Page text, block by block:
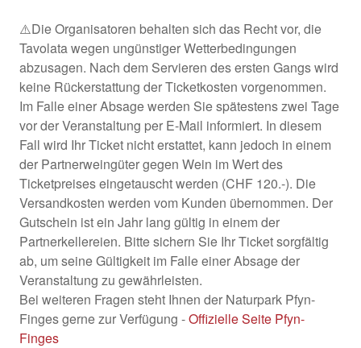
⚠️Die Organisatoren behalten sich das Recht vor, die
Tavolata wegen ungünstiger Wetterbedingungen
abzusagen. Nach dem Servieren des ersten Gangs wird
keine Rückerstattung der Ticketkosten vorgenommen.
Im Falle einer Absage werden Sie spätestens zwei Tage
vor der Veranstaltung per E-Mail informiert. In diesem
Fall wird Ihr Ticket nicht erstattet, kann jedoch in einem
der Partnerweingüter gegen Wein im Wert des
Ticketpreises eingetauscht werden (CHF 120.-). Die
Versandkosten werden vom Kunden übernommen. Der
Gutschein ist ein Jahr lang gültig in einem der
Partnerkellereien. Bitte sichern Sie Ihr Ticket sorgfältig
ab, um seine Gültigkeit im Falle einer Absage der
Veranstaltung zu gewährleisten.
Bei weiteren Fragen steht Ihnen der Naturpark Pfyn-
Finges gerne zur Verfügung -Offizielle Seite Pfyn-
Finges